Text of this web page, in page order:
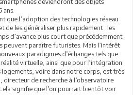
ans.
que l’adoption des technologies réseau
de les généraliser plus rapidement : les
d’avance plus court que précédemment.
peuvent paraître futuristes. Mais l’intérêt
paradigmes d’échanges tels que
virtuelle, ainsi que pour l’intégration
logements, voire dans notre corps, est très
directeur de recherche à l’observatoire
signifie que l’on pourrait bientôt voir